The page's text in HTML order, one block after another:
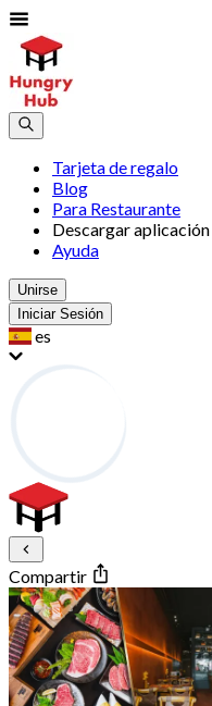
Tarjeta de regalo
Blog
Para Restaurante
Descargar aplicación
Ayuda
Unirse
Iniciar Sesión
es
Compartir